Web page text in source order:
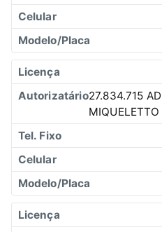
27.834.715
MIQUELETTO